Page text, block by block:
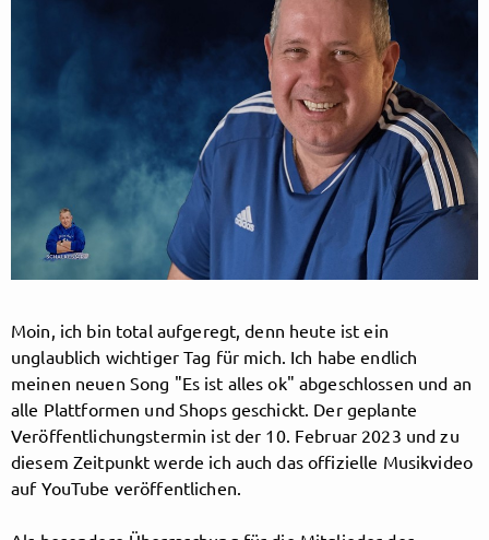
Follow Schalkesopa here!
About Posts Guestbook Shop
Moin, ich bin total aufgeregt, denn heute ist ein
unglaublich wichtiger Tag für mich. Ich habe endlich
meinen neuen Song "Es ist alles ok" abgeschlossen und an
alle Plattformen und Shops geschickt. Der geplante
Veröffentlichungstermin ist der 10. Februar 2023 und zu
diesem Zeitpunkt werde ich auch das offizielle Musikvideo
auf YouTube veröffentlichen.
FollowSchalkesopa
and immediately
get access to all exclusive posts.